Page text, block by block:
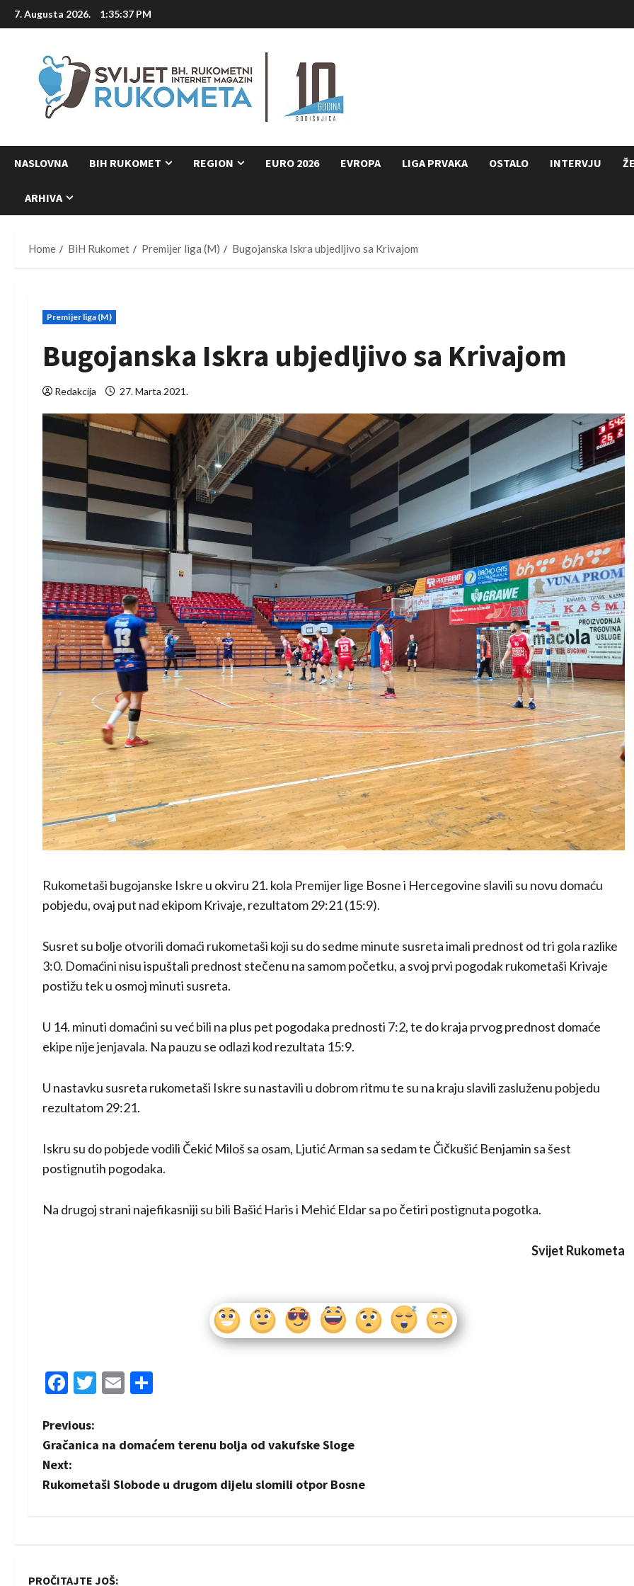
Skip
to
7. Augusta 2026. 1:35:38 PM
NASLOVNA BIH RUKOMET REGION EURO 2026 EVROPA LIGA PRVAKA OSTALO INTERVJU
ARHIVA
Home BiH Rukomet Premijer liga (M) Bugojanska Iskra ubjedljivo sa Krivajom
Premijer liga (M)
Bugojanska Iskra ubjedljivo sa Krivajom
Redakcija 27. Marta 2021.
Rukometaši bugojanske Iskre u okviru 21. kola Premijer lige Bosne i Hercegovine slavili su novu domaću
pobjedu, ovaj put nad ekipom Krivaje, rezultatom 29:21 (15:9).
Susret su bolje otvorili domaći rukometaši koji su do sedme minute susreta imali prednost od tri gola razlike
3:0. Domaćini nisu ispuštali prednost stečenu na samom početku, a svoj prvi pogodak rukometaši Krivaje
postižu tek u osmoj minuti susreta.
U 14. minuti domaćini su već bili na plus pet pogodaka prednosti 7:2, te do kraja prvog prednost domaće
ekipe nije jenjavala. Na pauzu se odlazi kod rezultata 15:9.
U nastavku susreta rukometaši Iskre su nastavili u dobrom ritmu te su na kraju slavili zasluženu pobjedu
rezultatom 29:21.
Iskru su do pobjede vodili Čekić Miloš sa osam, Ljutić Arman sa sedam te Čičkušić Benjamin sa šest
postignutih pogodaka.
Na drugoj strani najefikasniji su bili Bašić Haris i Mehić Eldar sa po četiri postignuta pogotka.
Svijet Rukometa
Facebook
Twitter
Email
P
o
s
a
Previous:
Gračanica na domaćem terenu bolja od vakufske Sloge
Next:
Rukometaši Slobode u drugom dijelu slomili otpor Bosne
PROČITAJTE JOŠ: